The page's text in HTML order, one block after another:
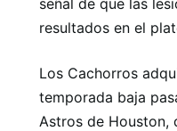
señal de que las
resultados en el
Los Cachorros
temporada baja
Astros de Houston,